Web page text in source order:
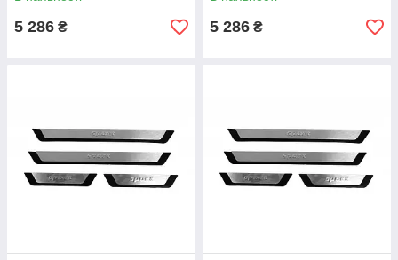
5 286 ₴ 5 286 ₴